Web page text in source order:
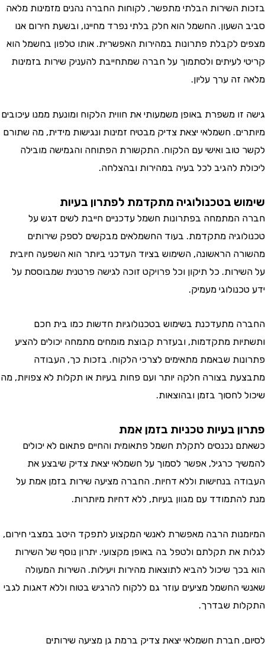
השירות הבלתי מתפשר, לקוחות החברה נהנים מזמינות מלאה
החשמל הוא חלק בלתי נפרד מחיינו, ובשעת חירום אנו
לקבלת פתרונות במהירות האפשרית. אותו טלפון בחשמל הוא
לעיתים ולסתמוך על חברה שמתחייבת להעניק שירות בזמינות
ערך עליון.
משפרת באופן משמעותי את חווית הלקוח ומונעת ממנו עיכובים
חשמלאי יצאת צדיק מבטיח זמינות ונגישות מידית, מה שתורם
ואישי עם הלקוח. התקשורת הפתוחה והגמישה מובילה
להגיב לכל בעיה במהירות ובהצלחה.
בטכנולוגיה מתקדמת לפתרון בעיות
בפתרונות חשמל עדכניים חייבת לשים דגש על
מתקדמת. בעוד החשמלאים מבקשים לספק שירותים
הראשונה, השימוש בציוד העדכני ביותר הוא השפעה חיובית
כל תיקון וכל פרויקט זוכה לגישה פרטנית שמבוססת על
מעמיק.
מתעדכנת בשימוש בטכנולוגיות חדשות כמו בית חכם
מתקדמות, ובעזרת קבוצת מומחים מתמחה יכולים להציע
שבאמת מתאימים לצרכי הלקוח. בזכות כך, העבודה
בצורה חלקה יותר ועם פחות בעיות או תקלות לא צפויות, מה
לחסוך בזמן ובהוצאות.
בעיות טכניות בזמן אמת
נכנסים לתקלת חשמל פתאומית והחיים פתאום לא יכולים
כרגיל, אפשר לסמוך על חשמלאי יצאת צדיק שיבצע את
בנחישות וללא דחיות. החברה מציעה שירות בזמן אמת על
עם מגוון בעיות, ללא דחיות מיותרות.
הרבה מאפשרת לאנשי המקצוע לתפקד היטב במצבי חירום,
את תקלתם ולטפל בה באופן מקצועי. יתרון נוסף של השירות
שיכול להביא לתוצאות מהירות ויעילות. השירות המעולה
החשמל מציעים עוזר גם ללקוח להרגיש בטוח וללא דאגות לגבי
שבדרך.
חברת חשמלאי יצאת צדיק ברמת גן מציעה שירותים